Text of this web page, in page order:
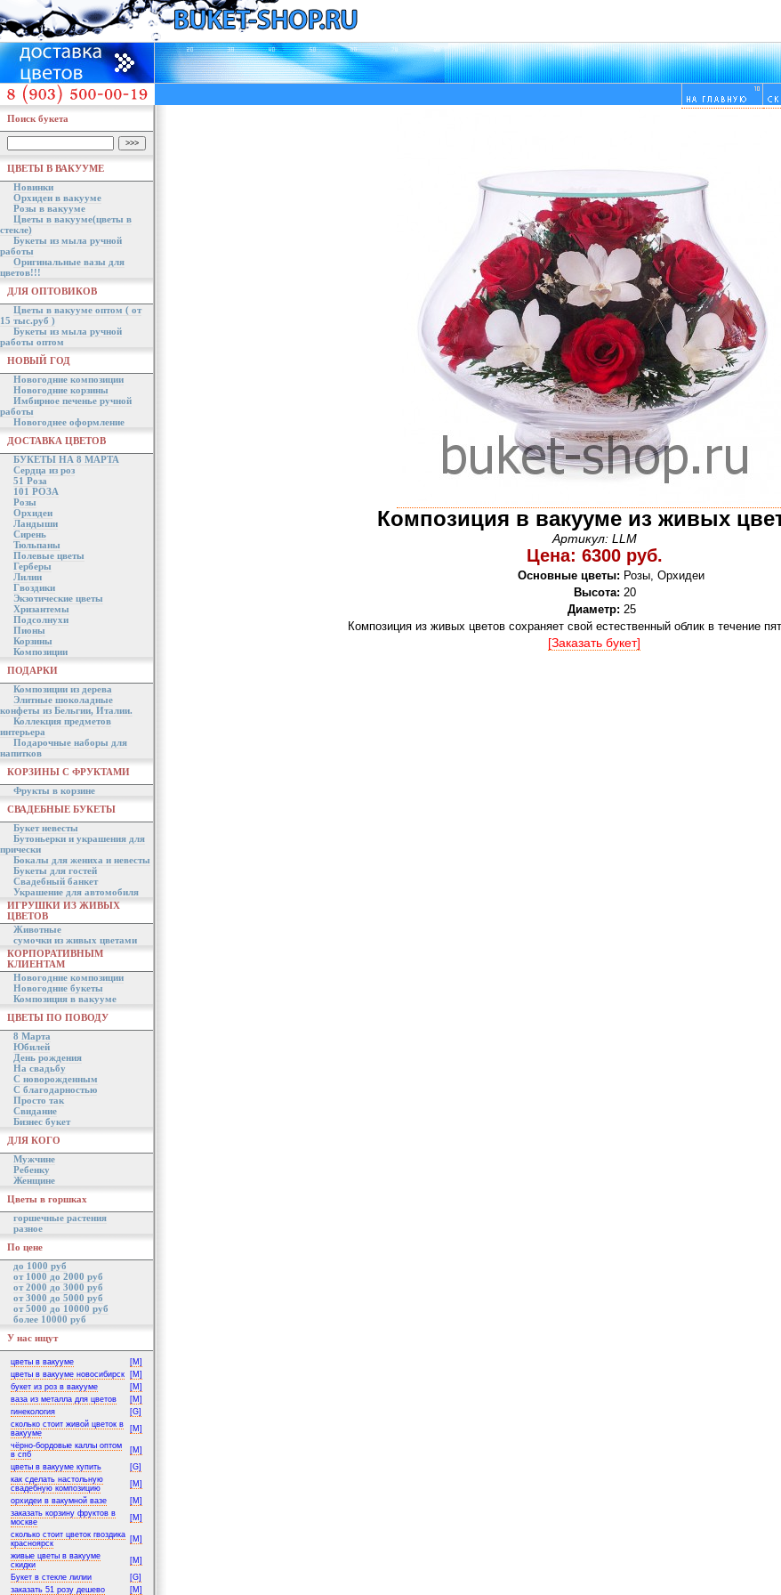
Поиск букета
ЦВЕТЫ В ВАКУУМЕ
Новинки
Орхидеи в вакууме
Розы в вакууме
Цветы в вакууме(цветы в
стекле)
Букеты из мыла ручной
работы
Оригинальные вазы для
цветов!!!
ДЛЯ ОПТОВИКОВ
Цветы в вакууме оптом ( от
15 тыс.руб )
Букеты из мыла ручной
работы оптом
НОВЫЙ ГОД
Новогодние композиции
Новогодние корзины
Имбирное печенье ручной
работы
Новогоднее оформление
ДОСТАВКА ЦВЕТОВ
БУКЕТЫ НА 8 МАРТА
Сердца из роз
51 Роза
101 РОЗА
Розы
Орхидеи
Ландыши
Сирень
Тюльпаны
Полевые цветы
Герберы
Лилии
Гвоздики
Экзотические цветы
Хризантемы
Подсолнухи
Пионы
Корзины
Композиции
ПОДАРКИ
Композиции из дерева
Элитные шоколадные
конфеты из Бельгии, Италии.
Коллекция предметов
интерьера
Подарочные наборы для
напитков
КОРЗИНЫ С ФРУКТАМИ
Фрукты в корзине
СВАДЕБНЫЕ БУКЕТЫ
Букет невесты
Бутоньерки и украшения для
прически
Бокалы для жениха и невесты
Букеты для гостей
Свадебный банкет
Украшение для автомобиля
ИГРУШКИ ИЗ ЖИВЫХ
ЦВЕТОВ
Животные
сумочки из живых цветами
КОРПОРАТИВНЫМ
КЛИЕНТАМ
Новогодние композиции
Новогодние букеты
Композиция в вакууме
ЦВЕТЫ ПО ПОВОДУ
8 Марта
Юбилей
День рождения
На свадьбу
С новорожденным
С благодарностью
Просто так
Свидание
Бизнес букет
ДЛЯ КОГО
Мужчине
Ребенку
Женщине
Цветы в горшках
горшечные растения
разное
По цене
до 1000 руб
от 1000 до 2000 руб
от 2000 до 3000 руб
от 3000 до 5000 руб
от 5000 до 10000 руб
более 10000 руб
У нас ищут
цветы в вакууме
[M]
цветы в вакууме новосибирск
[M]
букет из роз в вакууме
[M]
ваза из металла для цветов
[M]
гинекология
[G]
сколько стоит живой цветок в
вакууме
[M]
чёрно-бордовые каллы оптом
в спб
[M]
цветы в вакууме купить
[G]
как сделать настольную
свадебную композицию
[M]
орхидеи в вакумной вазе
[M]
заказать корзину фруктов в
москве
[M]
сколько стоит цветок гвоздика
красноярск
[M]
живые цветы в вакууме
скидки
[M]
Букет в стекле лилии
[G]
заказать 51 розу дешево
[M]
Композиция в вакууме из живых
Артикул: LLM
Цена: 6300 руб.
Основные цветы: Розы, Орхидеи
Высота: 20
Диаметр: 25
Композиция из живых цветов сохраняет свой естественный облик в течение
[Заказать букет]